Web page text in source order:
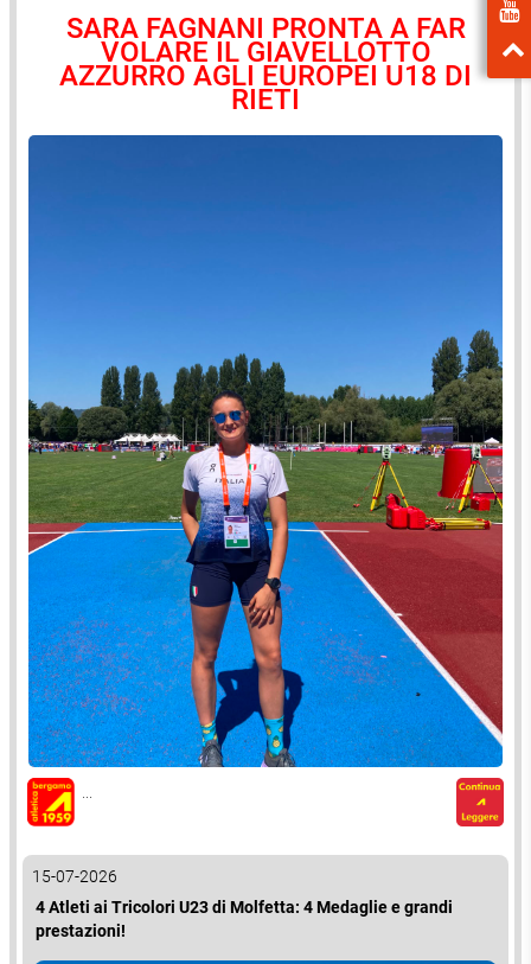
SARA FAGNANI PRONTA A FAR
VOLARE IL GIAVELLOTTO
AZZURRO AGLI EUROPEI U18 DI
RIETI
...
15-07-2026
4 Atleti ai Tricolori U23 di Molfetta: 4 Medaglie e grandi
prestazioni!